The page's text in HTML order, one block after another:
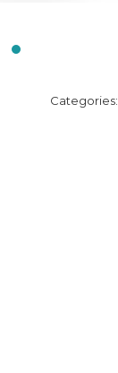
Categories: